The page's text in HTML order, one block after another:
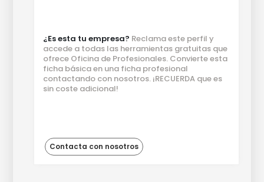
¿Es esta tu empresa? Reclama este perfil y
accede a todas las herramientas gratuitas que
ofrece Oficina de Profesionales. Convierte esta
ficha básica en una ficha profesional
contactando con nosotros. ¡RECUERDA que es
sin coste adicional!
Contacta con nosotros